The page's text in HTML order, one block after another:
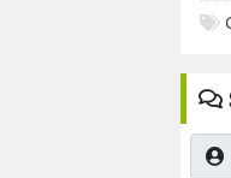
Adınız